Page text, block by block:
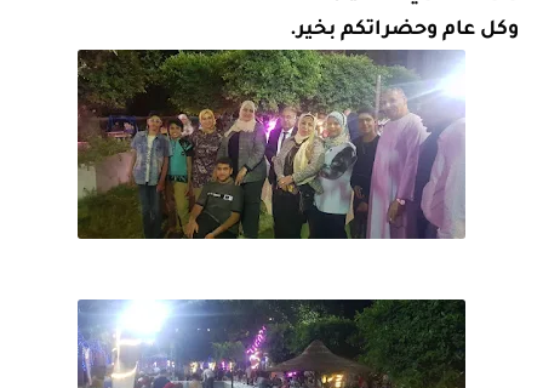
وكل عام وحضراتكم بخير.